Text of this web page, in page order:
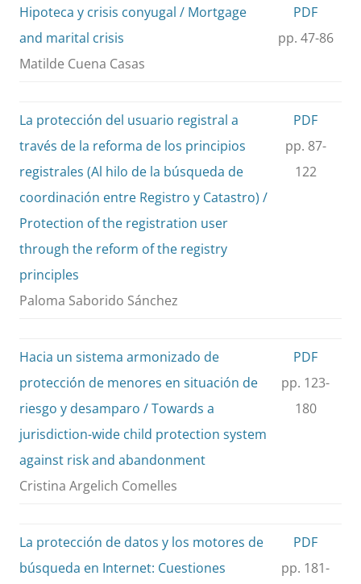
Hipoteca y crisis conyugal / Mortgage
and marital crisis
Matilde Cuena Casas
PDF
pp. 47-86
La protección del usuario registral a
través de la reforma de los principios
registrales (Al hilo de la búsqueda de
coordinación entre Registro y Catastro) /
Protection of the registration user
through the reform of the registry
principles
Paloma Saborido Sánchez
PDF
pp. 87-
122
Hacia un sistema armonizado de
protección de menores en situación de
riesgo y desamparo / Towards a
jurisdiction-wide child protection system
against risk and abandonment
Cristina Argelich Comelles
PDF
pp. 123-
180
La protección de datos y los motores de
búsqueda en Internet: Cuestiones
PDF
pp. 181-